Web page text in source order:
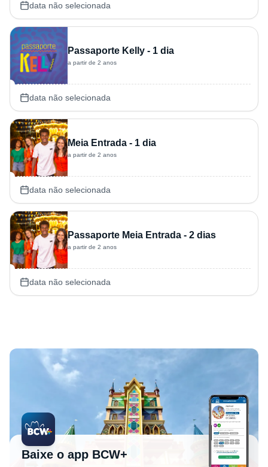
data não selecionada
Passaporte Kelly - 1 dia
a partir de 2 anos
data não selecionada
Meia Entrada - 1 dia
a partir de 2 anos
data não selecionada
Passaporte Meia Entrada - 2 dias
a partir de 2 anos
data não selecionada
Baixe o app BCW+